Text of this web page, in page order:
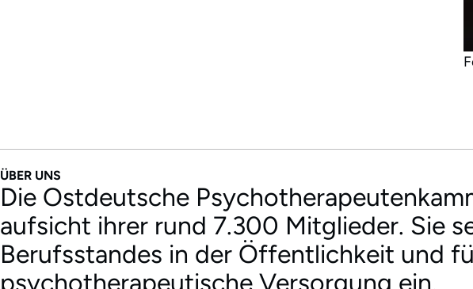
ÜBER UNS
Die Ostdeutsche
aufsicht ihrer rund 7.300 Mitglieder. Sie
Berufsstandes in der Öffentlichkeit und